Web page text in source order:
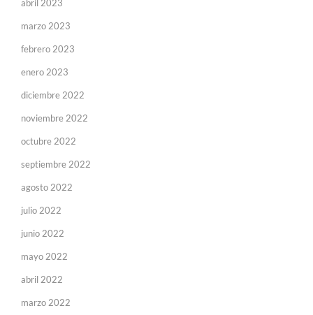
abril 2023
marzo 2023
febrero 2023
enero 2023
diciembre 2022
noviembre 2022
octubre 2022
septiembre 2022
agosto 2022
julio 2022
junio 2022
mayo 2022
abril 2022
marzo 2022